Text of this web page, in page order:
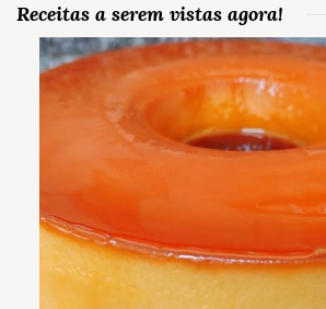
Receitas a serem vistas agora!